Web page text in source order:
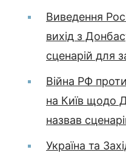
Виведення
вихід з
сценарій для
Війна РФ
на Київ щодо
назвав
Україна та